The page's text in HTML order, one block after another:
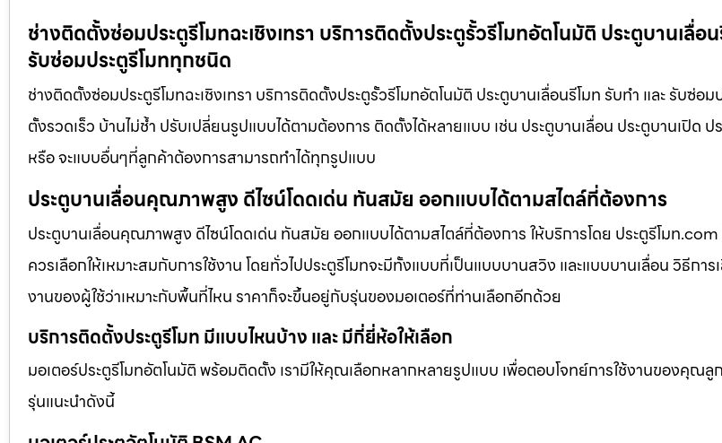
ช่างติดตั้งซ่อมประตูรีโมทฉะเชิงเทรา บริการติดตั้งประตูรั้วรีโมทอัตโนมัติ ประตูบานเลื่อ
รับซ่อมประตูรีโมททุกชนิด
ช่างติดตั้งซ่อมประตูรีโมทฉะเชิงเทรา บริการติดตั้งประตูรั้วรีโมทอัตโนมัติ ประตูบานเลื่อนรีโมท รับทำ และ รับซ่อ
ตั้งรวดเร็ว บ้านไม่ช้ำ ปรับเปลี่ยนรูปแบบได้ตามต้องการ ติดตั้งได้หลายแบบ เช่น ประตูบานเลื่อน ประตูบานเปิด
หรือ จะแบบอื่นๆที่ลูกค้าต้องการสามารถทำได้ทุกรูปแบบ
ประตูบานเลื่อนคุณภาพสูง ดีไซน์โดดเด่น ทันสมัย ออกแบบได้ตามสไตล์ที่ต้องการ
ประตูบานเลื่อนคุณภาพสูง ดีไซน์โดดเด่น ทันสมัย ออกแบบได้ตามสไตล์ที่ต้องการ ให้บริการโดย ประตูรีโมท
ควรเลือกให้เหมาะสมกับการใช้งาน โดยทั่วไปประตูรีโมทจะมีทั้งแบบที่เป็นแบบบานสวิง และแบบบานเลื่อน วิธีกา
งานของผู้ใช้ว่าเหมาะกับพื้นที่ไหน ราคาก็จะขึ้นอยู่กับรุ่นของมอเตอร์ที่ท่านเลือกอีกด้วย
บริการติดตั้งประตูรีโมท มีแบบไหนบ้าง และ มีกี่ยี่ห้อให้เลือก
มอเตอร์ประตูรีโมทอัตโนมัติ พร้อมติดตั้ง เรามีให้คุณเลือกหลากหลายรูปแบบ เพื่อตอบโจทย์การใช้งานของคุณลู
รุ่นแนะนำดังนี้